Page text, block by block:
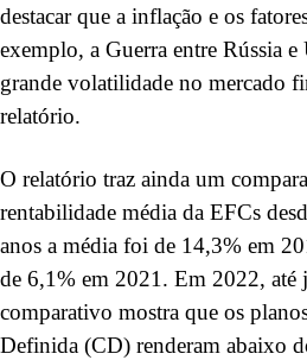
destacar que a inflação e os
exemplo, a Guerra entre Rússia e
grande volatilidade no mercado
relatório.
O relatório traz ainda um
rentabilidade média da EFCs
anos a média foi de 14,3% em
de 6,1% em 2021. Em 2022,
comparativo mostra que os
Definida (CD) renderam abaixo